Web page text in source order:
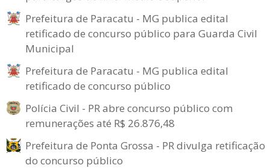
Prefeitura de Paracatu - MG publica edital
retificado de concurso público para Guarda Civil
Municipal
Prefeitura de Paracatu - MG publica edital
retificado de concurso público
Polícia Civil - PR abre concurso público com
remunerações até R$ 26.876,48
Prefeitura de Ponta Grossa - PR divulga retificação
do concurso público